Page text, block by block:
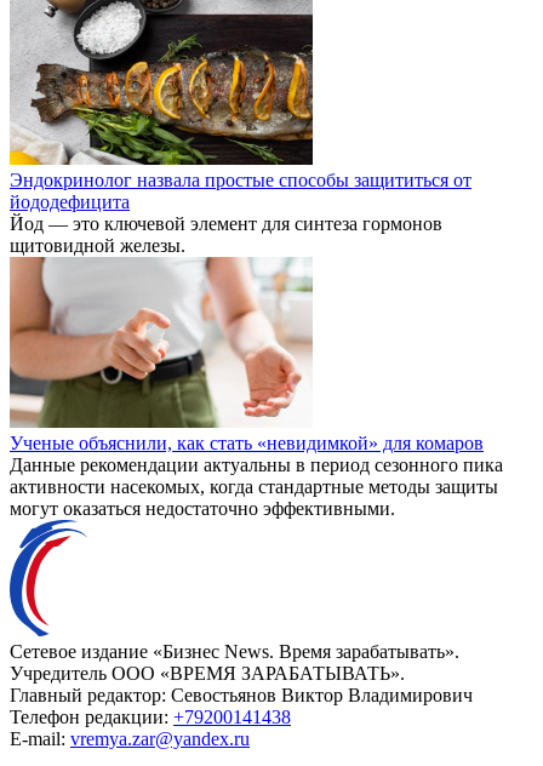
Эндокринолог назвала простые способы защититься от
йододефицита
Йод — это ключевой элемент для синтеза гормонов
щитовидной железы.
Ученые объяснили, как стать «невидимкой» для комаров
Данные рекомендации актуальны в период сезонного пика
активности насекомых, когда стандартные методы защиты
могут оказаться недостаточно эффективными.
Сетевое издание «Бизнес News. Время зарабатывать».
Учредитель ООО «ВРЕМЯ ЗАРАБАТЫВАТЬ».
Главный редактор: Севостьянов Виктор Владимирович
Телефон редакции: +79200141438
E-mail: vremya.zar@yandex.ru